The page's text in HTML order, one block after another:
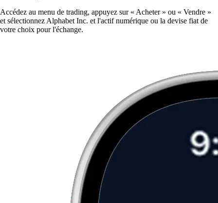
Accédez au menu de trading, appuyez sur « Acheter » ou « Vendre »
et sélectionnez Alphabet Inc. et l'actif numérique ou la devise fiat de
votre choix pour l'échange.